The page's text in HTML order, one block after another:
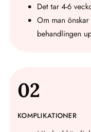
Det tar 4-6
Om man
behandlingen
02
KOMPLIKATIONER